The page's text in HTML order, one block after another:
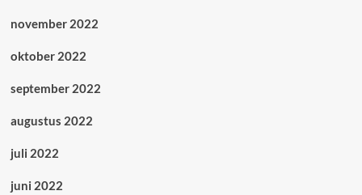
november 2022
oktober 2022
september 2022
augustus 2022
juli 2022
juni 2022